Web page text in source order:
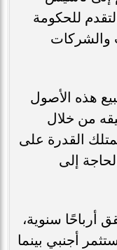
للحكومة
هذه الأصول
من خلال
القدرة على
إلى
سنوية،
أجنبي بينما